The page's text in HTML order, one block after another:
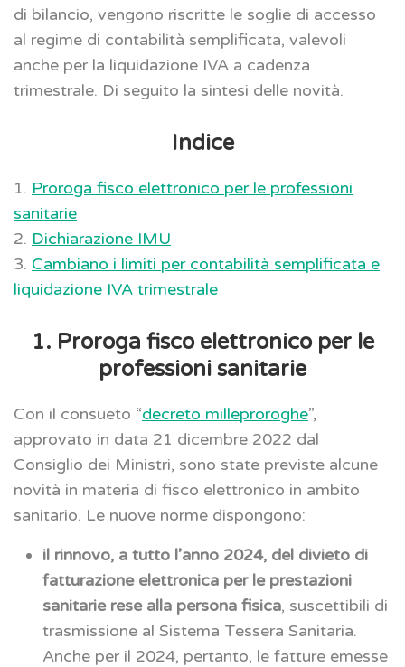
di bilancio, vengono riscritte le soglie di accesso
al regime di contabilità semplificata, valevoli
anche per la liquidazione IVA a cadenza
trimestrale. Di seguito la sintesi delle novità.
Indice
1. Proroga fisco elettronico per le professioni
sanitarie
2. Dichiarazione IMU
3. Cambiano i limiti per contabilità semplificata e
liquidazione IVA trimestrale
1. Proroga fisco elettronico per le
professioni sanitarie
Con il consueto “decreto milleproroghe”,
approvato in data 21 dicembre 2022 dal
Consiglio dei Ministri, sono state previste alcune
novità in materia di fisco elettronico in ambito
sanitario. Le nuove norme dispongono:
il rinnovo, a tutto l’anno 2024, del divieto di
fatturazione elettronica per le prestazioni
sanitarie rese alla persona fisica, suscettibili di
trasmissione al Sistema Tessera Sanitaria.
Anche per il 2024, pertanto, le fatture emesse